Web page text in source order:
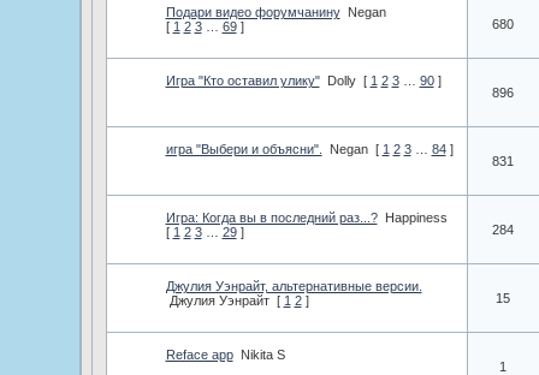
Подари видео форумчанину
Negan
[ 1 2 3 69 ] 680
Игра "Кто оставил улику" Dolly [ 1 2 3 90 ]
896
игра "Выбери и объясни". Negan [ 1 2 3 84 ]
831
Игра: Когда вы в последний раз...?
Happiness
[ 1 2 3 29 ] 284
Джулия Уэнрайт, альтернативные версии.
Джулия Уэнрайт [ 1 2 ] 15
Reface app
Nikita S
1